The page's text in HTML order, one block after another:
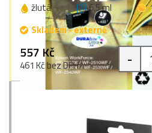
žlutá 6,5 ml
Skladem - externě
557 Kč
461 Kč bez DPH -